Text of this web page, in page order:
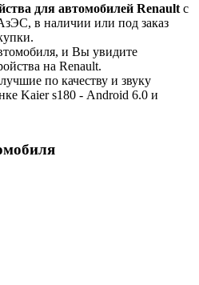
для автомобилей Renault с
в наличии или под заказ
и Вы увидите
на Renault.
по качеству и звуку
Kaier s180 - Аndroid 6.0 и